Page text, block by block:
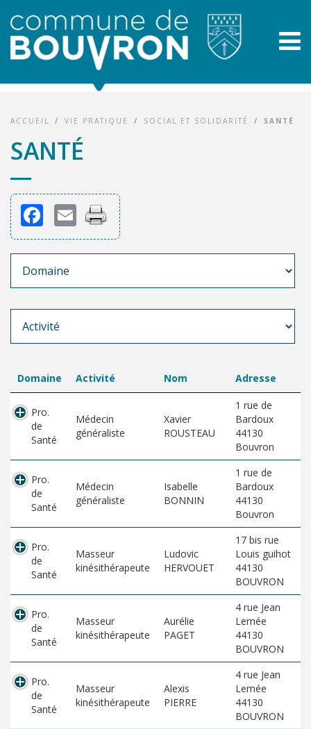
ACCUEIL / VIE PRATIQUE / SOCIAL ET SOLIDARITÉ / SANTÉ
SANTÉ
Facebook
Email
Domaine Activité Nom Adresse
Pro.
de
Santé
Médecin
généraliste
Xavier
ROUSTEAU
1 rue de
Bardoux
44130
Bouvron
Pro.
de
Santé
Médecin
généraliste
Isabelle
BONNIN
1 rue de
Bardoux
44130
Bouvron
Pro.
de
Santé
Masseur
kinésithérapeute
Ludovic
HERVOUET
17 bis rue
Louis guihot
44130
BOUVRON
Pro.
de
Santé
Masseur
kinésithérapeute
Aurélie
PAGET
4 rue Jean
Lemée
44130
BOUVRON
Pro.
de
Santé
Masseur
kinésithérapeute
Alexis
PIERRE
4 rue Jean
Lemée
44130
BOUVRON